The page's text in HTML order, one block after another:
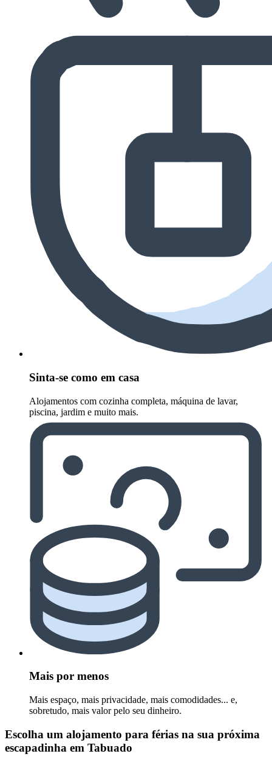
Sinta-se como em casa
Alojamentos com cozinha completa, máquina de lavar,
piscina, jardim e muito mais.
Mais por menos
Mais espaço, mais privacidade, mais comodidades... e,
sobretudo, mais valor pelo seu dinheiro.
Escolha um alojamento para férias na sua próxima
escapadinha em Tabuado